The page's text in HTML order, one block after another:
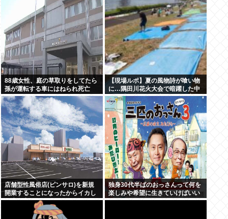
88歳女性、庭の草取りをしてたら
孫が運転する車にはねられ死亡
【現場ルポ】夏の風物詩が喰い物
に…隅田川花火大会で暗躍した中
国人「場所取り転売ヤー」の高笑
い
店舗型性風俗店(ピンサロ)を新規
開業することになったからイカし
た店名考えてくれ
独身30代半ばのおっさんって何を
楽しみや希望に生きていけばいい
んだ？